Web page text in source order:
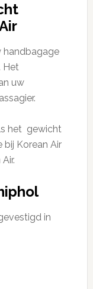
handbagage
Het
uw
het gewicht
Korean Air
in